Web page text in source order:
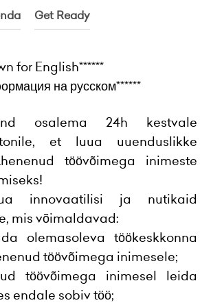
Get Ready
for English******
на русском******
osalema 24h kestvale
et luua uuenduslikke
töövõimega inimeste
innovaatilisi ja nutikaid
mis võimaldavad:
olemasoleva töökeskkonna
töövõimega inimesele;
töövõimega inimesel leida
endale sobiv töö;